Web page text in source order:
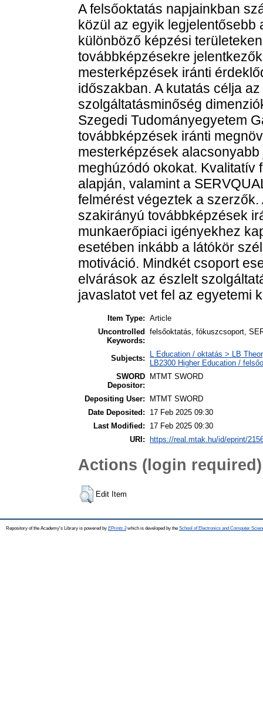
A felsőoktatás napjainkban
közül az egyik legjelentősebb
különböző képzési
továbbképzésekre
mesterképzések iránti
időszakban. A kutatás célja
szolgáltatásminőség
Szegedi Tudományegyetem
továbbképzések iránti
mesterképzések
meghúzódó okokat.
alapján, valamint a
felmérést végeztek a
szakirányú továbbképzések
munkaerőpiaci igényekhez
esetében inkább a látókör
motiváció. Mindkét csoport
elvárások az észlelt
javaslatot vet fel az egyetemi
Item Type: Article
Uncontrolled
Keywords:
felsőoktatás, fókuszcsoport,
Subjects:
L Education / oktatás > LB
LB2300 Higher Education /
SWORD
Depositor:
MTMT SWORD
Depositing User:
MTMT SWORD
Date Deposited:
17 Feb 2025 09:30
Last Modified:
17 Feb 2025 09:30
URI:
https://real.mtak.hu/id/eprint/
Actions (login required)
Edit Item
Repository of the Academy's Library is powered by EPrints 3which is developed by the School of Electronics and Computer